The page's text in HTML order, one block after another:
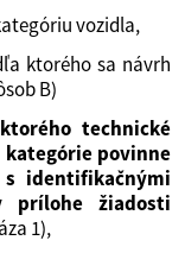
vozidla,
ktorého sa návrh
B)
technické
povinne
identifikačnými
prílohe žiadosti
1),